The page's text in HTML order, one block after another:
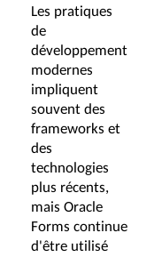
Les pratiques
de
développement
modernes
impliquent
souvent des
frameworks et
des
technologies
plus récents,
mais Oracle
Forms continue
d'être utilisé